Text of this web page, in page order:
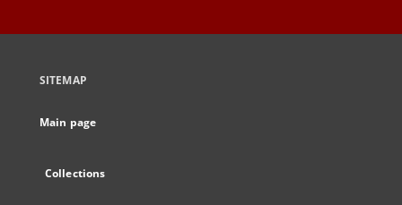
SITEMAP
Main page
Collections